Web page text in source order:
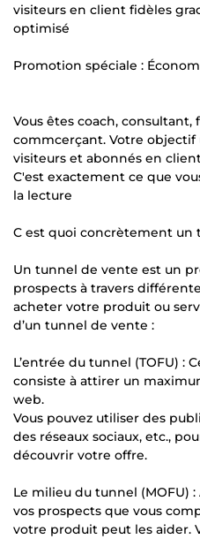
visiteurs en client fidèles
optimisé
Promotion spéciale :
Vous êtes coach,
commcerçant. Votre
visiteurs et abonnés en
C'est exactement ce que
la lecture
C est quoi concrètement un
Un tunnel de vente est un
prospects à travers
acheter votre produit ou
d’un tunnel de vente :
L’entrée du tunnel (TOFU) :
consiste à attirer un
web.
Vous pouvez utiliser des
des réseaux sociaux, etc.,
découvrir votre offre.
Le milieu du tunnel (MOFU)
vos prospects que vous
votre produit peut les aider.